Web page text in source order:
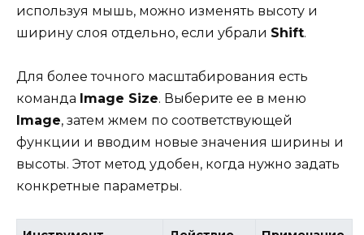
используя мышь, можно изменять высоту и
ширину слоя отдельно, если убрали Shift.
Для более точного масштабирования есть
команда Image Size. Выберите ее в меню
Image, затем жмем по соответствующей
функции и вводим новые значения ширины и
высоты. Этот метод удобен, когда нужно задать
конкретные параметры.